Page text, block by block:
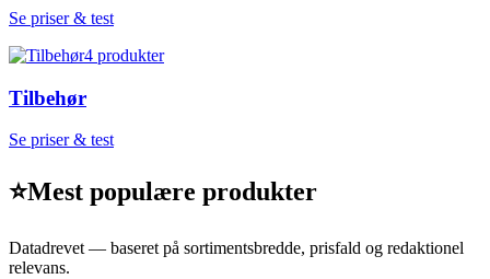
Se priser & test
4 produkter
Tilbehør
Se priser & test
⭐Mest populære produkter
Datadrevet — baseret på sortimentsbredde, prisfald og redaktionel
relevans.